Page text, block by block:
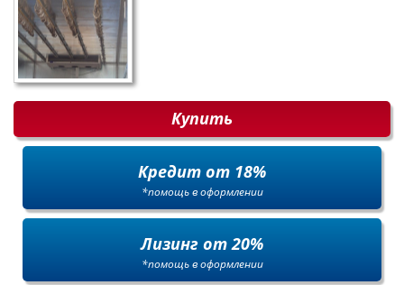
Купить
Кредит от 18%
*помощь в оформлении
Лизинг от 20%
*помощь в оформлении